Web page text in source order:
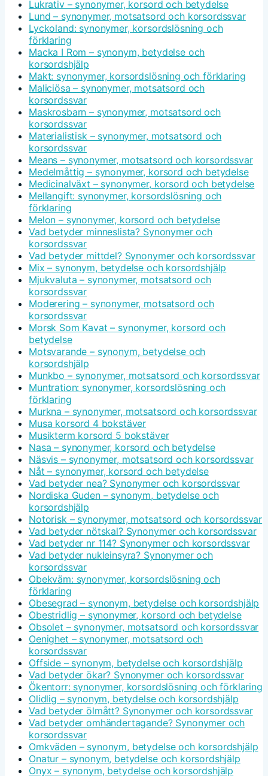
Lukrativ – synonymer, korsord och betydelse
Lund – synonymer, motsatsord och korsordssvar
Lyckoland: synonymer, korsordslösning och
förklaring
Macka I Rom – synonym, betydelse och
korsordshjälp
Makt: synonymer, korsordslösning och förklaring
Maliciösa – synonymer, motsatsord och
korsordssvar
Maskrosbarn – synonymer, motsatsord och
korsordssvar
Materialistisk – synonymer, motsatsord och
korsordssvar
Means – synonymer, motsatsord och korsordssvar
Medelmåttig – synonymer, korsord och betydelse
Medicinalväxt – synonymer, korsord och betydelse
Mellangift: synonymer, korsordslösning och
förklaring
Melon – synonymer, korsord och betydelse
Vad betyder minneslista? Synonymer och
korsordssvar
Vad betyder mittdel? Synonymer och korsordssvar
Mix – synonym, betydelse och korsordshjälp
Mjukvaluta – synonymer, motsatsord och
korsordssvar
Moderering – synonymer, motsatsord och
korsordssvar
Morsk Som Kavat – synonymer, korsord och
betydelse
Motsvarande – synonym, betydelse och
korsordshjälp
Munkbo – synonymer, motsatsord och korsordssvar
Muntration: synonymer, korsordslösning och
förklaring
Murkna – synonymer, motsatsord och korsordssvar
Musa korsord 4 bokstäver
Musikterm korsord 5 bokstäver
Nasa – synonymer, korsord och betydelse
Näsvis – synonymer, motsatsord och korsordssvar
Nåt – synonymer, korsord och betydelse
Vad betyder nea? Synonymer och korsordssvar
Nordiska Guden – synonym, betydelse och
korsordshjälp
Notorisk – synonymer, motsatsord och korsordssvar
Vad betyder nötskal? Synonymer och korsordssvar
Vad betyder nr 114? Synonymer och korsordssvar
Vad betyder nukleinsyra? Synonymer och
korsordssvar
Obekväm: synonymer, korsordslösning och
förklaring
Obesegrad – synonym, betydelse och korsordshjälp
Obestridlig – synonymer, korsord och betydelse
Obsolet – synonymer, motsatsord och korsordssvar
Oenighet – synonymer, motsatsord och
korsordssvar
Offside – synonym, betydelse och korsordshjälp
Vad betyder ökar? Synonymer och korsordssvar
Ökentorr: synonymer, korsordslösning och förklaring
Olidlig – synonym, betydelse och korsordshjälp
Vad betyder ölmått? Synonymer och korsordssvar
Vad betyder omhändertagande? Synonymer och
korsordssvar
Omkväden – synonym, betydelse och korsordshjälp
Onatur – synonym, betydelse och korsordshjälp
Onyx – synonym, betydelse och korsordshjälp